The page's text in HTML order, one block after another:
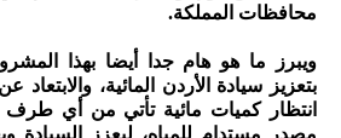
محافظات المملكة.
ويبرز ما هو هام جدا أيضا بهذا
بتعزيز سيادة الأردن المائية،
انتظار كميات مائية تأتي من أي طرف
مصدر مستدام للمياه، ليعزز السيادة